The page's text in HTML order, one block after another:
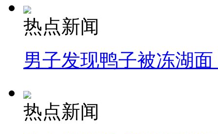
热点新闻
男子发现鸭子被冻湖
热点新闻